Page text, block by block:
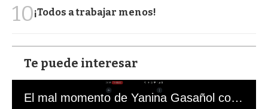
10¡Todos a trabajar menos!
Te puede interesar
El mal momento de Yanina Gasañol con un hincha argentino en "Subrayado"